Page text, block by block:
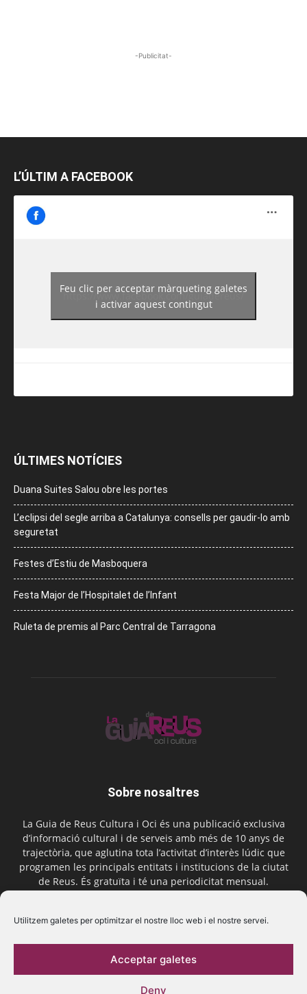
Utilitzem galetes per optimitzar el nostre lloc web i el nostre servei.
Acceptar galetes
Deny
-Publicitat-
L’ÚLTIM A FACEBOOK
https://www.facebook.com/guiadereus/
Feu clic per acceptar màrqueting galetes
i activar aquest contingut
ÚLTIMES NOTÍCIES
Duana Suites Salou obre les portes
L’eclipsi del segle arriba a Catalunya: consells per gaudir-lo amb
seguretat
Festes d’Estiu de Masboquera
Festa Major de l’Hospitalet de l’Infant
Ruleta de premis al Parc Central de Tarragona
Sobre nosaltres
La Guia de Reus Cultura i Oci és una publicació exclusiva
d’informació cultural i de serveis amb més de 10 anys de
trajectòria, que aglutina tota l’activitat d’interès lúdic que
programen les principals entitats i institucions de la ciutat
de Reus. És gratuïta i té una periodicitat mensual.
Segueix-nos